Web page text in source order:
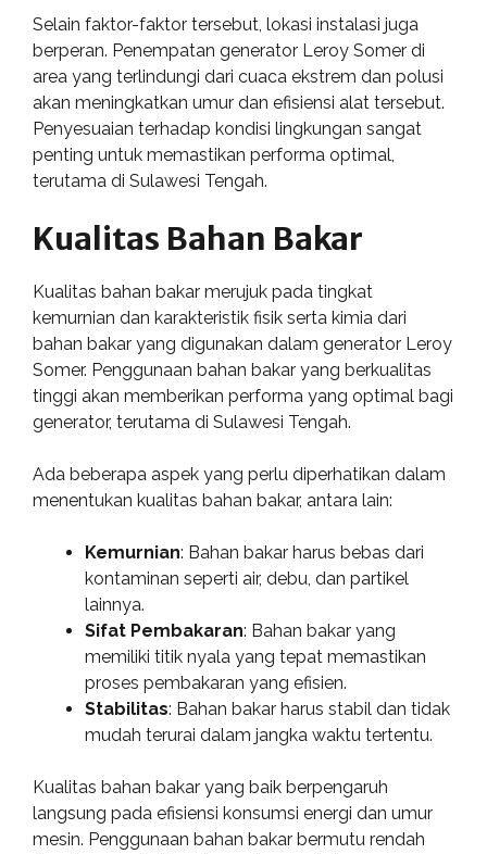
Selain faktor-faktor tersebut, lokasi instalasi juga
berperan. Penempatan generator Leroy Somer di
area yang terlindungi dari cuaca ekstrem dan polusi
akan meningkatkan umur dan efisiensi alat tersebut.
Penyesuaian terhadap kondisi lingkungan sangat
penting untuk memastikan performa optimal,
terutama di Sulawesi Tengah.
Kualitas Bahan Bakar
Kualitas bahan bakar merujuk pada tingkat
kemurnian dan karakteristik fisik serta kimia dari
bahan bakar yang digunakan dalam generator Leroy
Somer. Penggunaan bahan bakar yang berkualitas
tinggi akan memberikan performa yang optimal bagi
generator, terutama di Sulawesi Tengah.
Ada beberapa aspek yang perlu diperhatikan dalam
menentukan kualitas bahan bakar, antara lain:
Kemurnian: Bahan bakar harus bebas dari
kontaminan seperti air, debu, dan partikel
lainnya.
Sifat Pembakaran: Bahan bakar yang
memiliki titik nyala yang tepat memastikan
proses pembakaran yang efisien.
Stabilitas: Bahan bakar harus stabil dan tidak
mudah terurai dalam jangka waktu tertentu.
Kualitas bahan bakar yang baik berpengaruh
langsung pada efisiensi konsumsi energi dan umur
mesin. Penggunaan bahan bakar bermutu rendah